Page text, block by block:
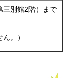
三別館2階）まで
。）